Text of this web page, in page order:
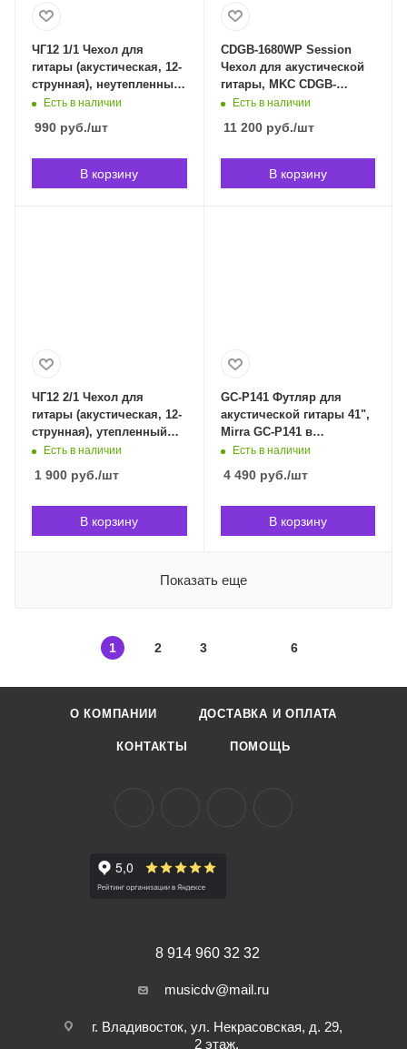
ЧГ12 1/1 Чехол для
гитары (акустическая, 12-
струнная), неутепленный
, Laminor ЧГ12 1/1 в
Есть в наличии
990 руб./шт
В корзину
CDGB-1680WP Session
Чехол для акустической
гитары, MKC CDGB-
1680WP в Владивостоке
Есть в наличии
11 200руб./шт
В корзину
ЧГ12 2/1 Чехол для
гитары (акустическая, 12-
струнная), утепленный
LAMINOR ЧГ12 2/1 в
Есть в наличии
1 900 руб./шт
В корзину
GC-P141 Футляр для
акустической гитары 41",
Mirra GC-P141 в
Владивостоке
Есть в наличии
4 490руб./шт
В корзину
Показать еще
1 2 3 6
О КОМПАНИИ ДОСТАВКА И ОПЛАТА
КОНТАКТЫ ПОМОЩЬ
8 914 960 32 32
musicdv@mail.ru
г. Владивосток, ул. Некрасовская, д. 29,
2 этаж,